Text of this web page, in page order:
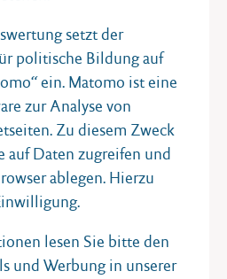
Er ist Mitglied bei
und derEuropa-Union
in zahlreichen
Bildung, u.a. in der
und politische
(GPJE), der
für politische Bildung
„Politikwissenschaft
der
Deutschen Vereinigung
(DVPW).
setzt der
politische Bildung auf
ein. Matomo ist eine
zur Analyse von
Zu diesem Zweck
auf Daten zugreifen und
ablegen. Hierzu
lesen Sie bitte den
und Werbung in unserer